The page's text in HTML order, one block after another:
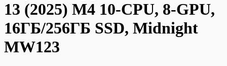
13 (2025) M4 10-CPU, 8-GPU,
16ГБ/256ГБ SSD, Midnight
MW123